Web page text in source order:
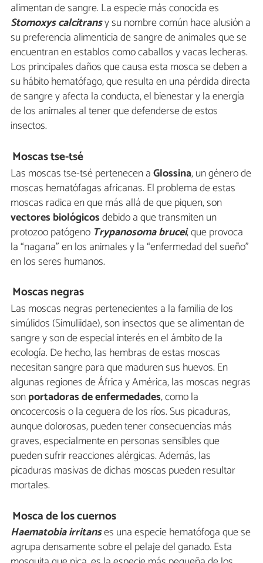
alimentan de sangre. La especie más conocida es
Stomoxys calcitransy su nombre común hace alusión a
su preferencia alimenticia de sangre de animales que se
encuentran en establos como caballos y vacas lecheras.
Los principales daños que causa esta mosca se deben a
su hábito hematófago, que resulta en una pérdida directa
de sangre y afecta la conducta, el bienestar y la energía
de los animales al tener que defenderse de estos
insectos.
Moscas tse-tsé
Las moscas tse-tsé pertenecen aGlossina, un género de
moscas hematófagas africanas. El problema de estas
moscas radica en que más allá de que piquen, son
vectores biológicosdebido a que transmiten un
protozoo patógeno Trypanosoma brucei, que provoca
la “nagana” en los animales y la “enfermedad del sueño”
en los seres humanos.
Moscas negras
Las moscas negras pertenecientes a la familia de los
simúlidos (Simuliidae), son insectos que se alimentan de
sangre y son de especial interés en el ámbito de la
ecología. De hecho, las hembras de estas moscas
necesitan sangre para que maduren sus huevos. En
algunas regiones de África y América, las moscas negras
sonportadoras de enfermedades, como la
oncocercosis o la ceguera de los ríos. Sus picaduras,
aunque dolorosas, pueden tener consecuencias más
graves, especialmente en personas sensibles que
pueden sufrir reacciones alérgicas. Además, las
picaduras masivas de dichas moscas pueden resultar
mortales.
Mosca de los cuernos
Haematobia irritanses una especie hematófoga que se
agrupa densamente sobre el pelaje del ganado. Esta